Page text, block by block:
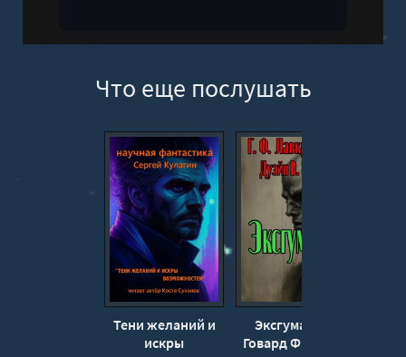
Что еще послушать
Тени желаний и
искры
Эксгумация -
Говард Филлипс